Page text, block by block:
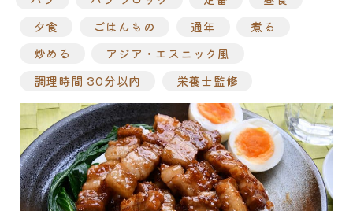
夕食
ごはんもの 通年
煮る
炒める
アジア・エスニック風
調理時間 30分以内
栄養士監修